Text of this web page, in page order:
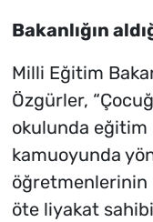
Bakanlığın
Milli Eğitim
Özgürler,
okulunda eğitim
kamuoyunda
öğretmenlerinin
öte liyakat